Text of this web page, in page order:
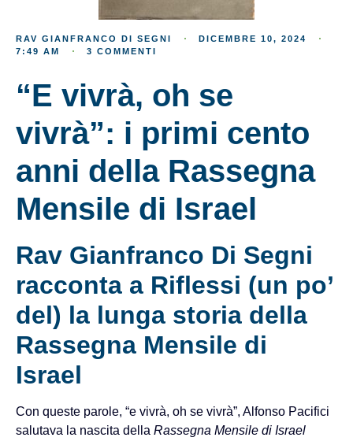
RAV GIANFRANCO DI SEGNI
DICEMBRE 10, 2024
7:49 AM
3 COMMENTI
“E vivrà, oh se
vivrà”: i primi cento
anni della Rassegna
Mensile di Israel
Rav Gianfranco Di Segni
racconta a Riflessi (un po’
del) la lunga storia della
Rassegna Mensile di
Israel
Con queste parole, “e vivrà, oh se vivrà”, Alfonso Pacifici
salutava la nascita della Rassegna Mensile di Israel